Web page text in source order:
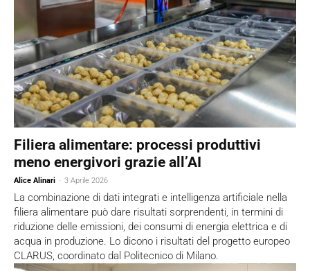
Filiera alimentare: processi produttivi
meno energivori grazie all’AI
Alice Alinari - 3 Aprile 2026
La combinazione di dati integrati e intelligenza artificiale nella
filiera alimentare può dare risultati sorprendenti, in termini di
riduzione delle emissioni, dei consumi di energia elettrica e di
acqua in produzione. Lo dicono i risultati del progetto europeo
CLARUS, coordinato dal Politecnico di Milano.